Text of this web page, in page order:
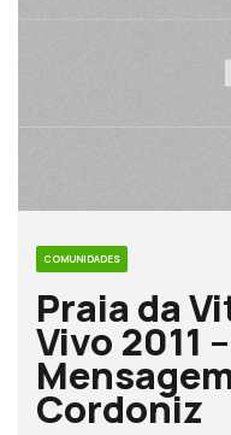
COMUNIDADES
Praia da
Vivo 2011
Cordoniz